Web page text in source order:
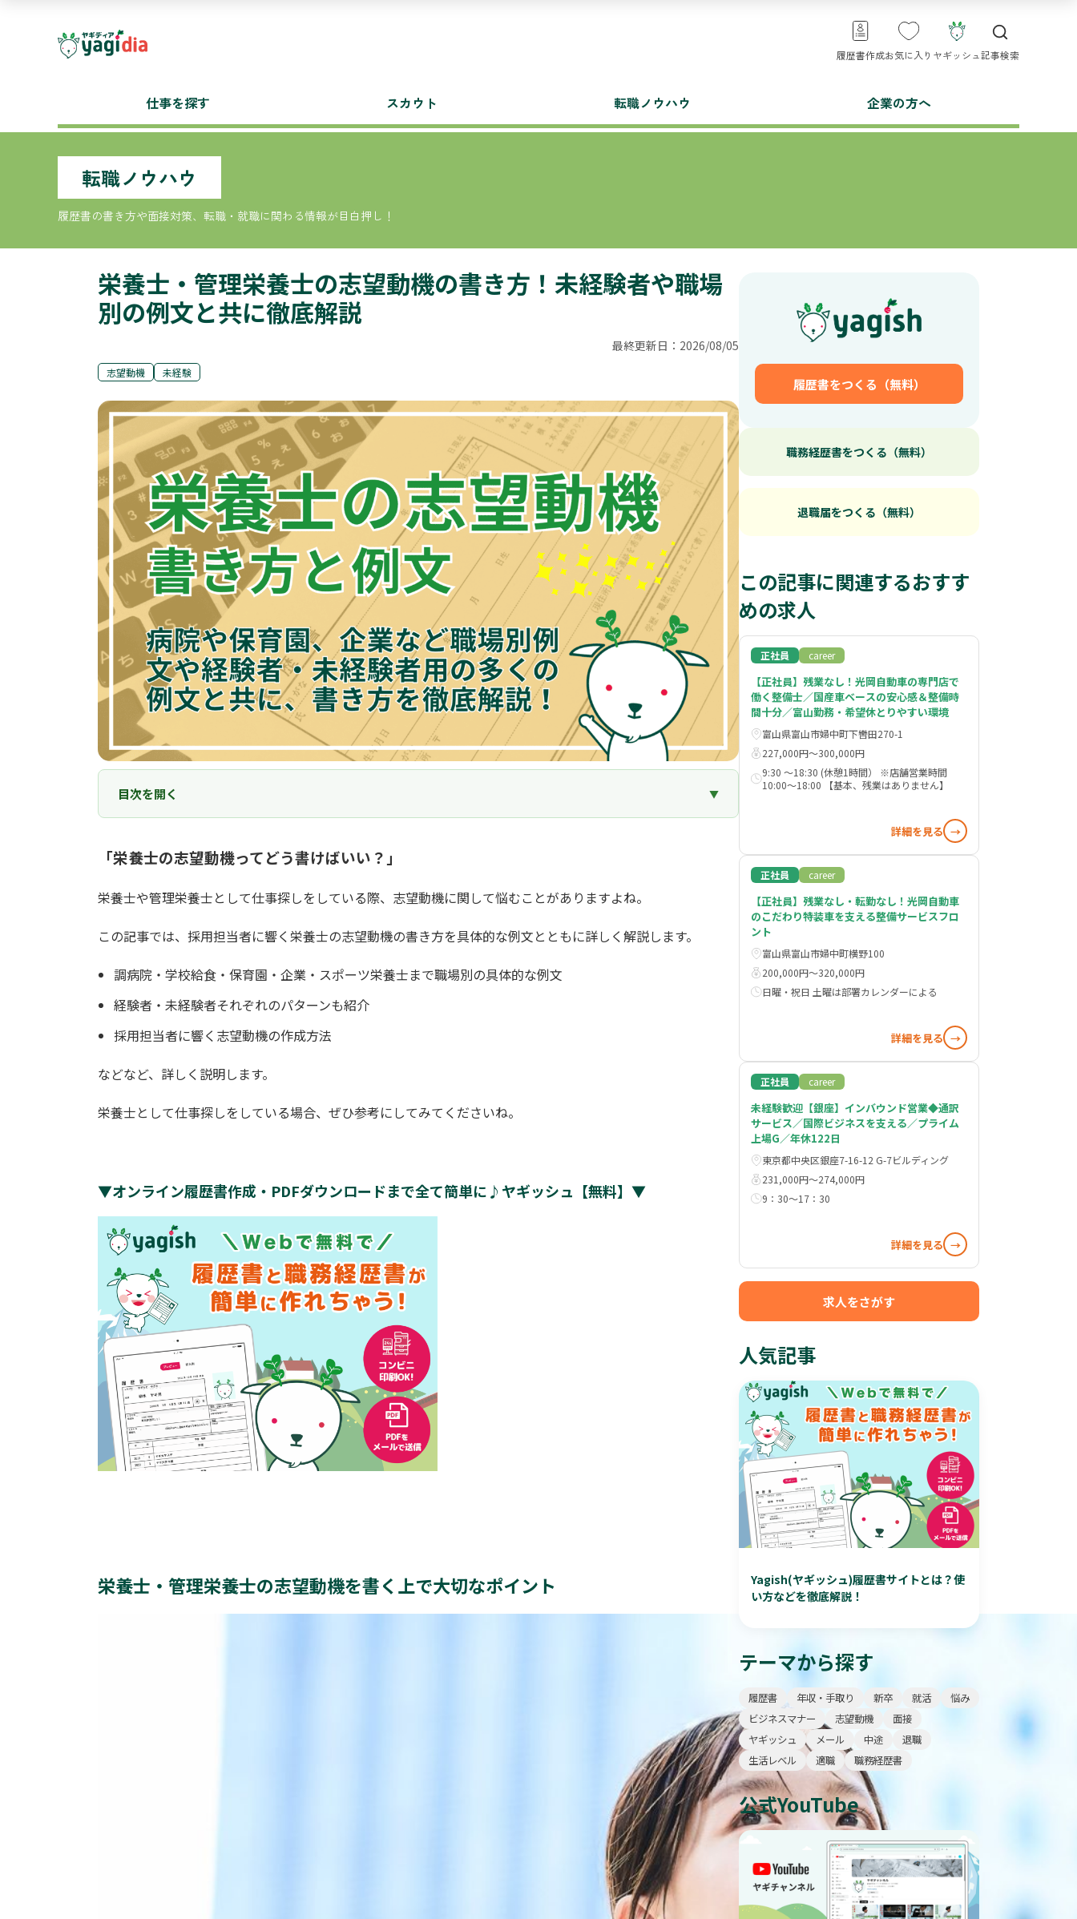
履歴書作成お気に入り ヤギッシュ記事検索
仕事を探す スカウト 転職ノウハウ 企業の方へ
転職ノウハウ
履歴書の書き方や面接対策、転職・就職に関わる情報が目白押し！
栄養士・管理栄養士の志望動機の書き方！未経験者や職場
別の例文と共に徹底解説
最終更新日：2026/08/05
志望動機 未経験
目次を開く
「栄養士の志望動機ってどう書けばいい？」
栄養士や管理栄養士として仕事探しをしている際、志望動機に関して悩むことがありますよね。
この記事では、採用担当者に響く栄養士の志望動機の書き方を具体的な例文とともに詳しく解説します。
調病院・学校給食・保育園・企業・スポーツ栄養士まで職場別の具体的な例文
経験者・未経験者それぞれのパターンも紹介
採用担当者に響く志望動機の作成方法
などなど、詳しく説明します。
栄養士として仕事探しをしている場合、ぜひ参考にしてみてくださいね。
▼オンライン履歴書作成・PDFダウンロードまで全て簡単に♪ヤギッシュ【無料】▼
栄養士・管理栄養士の志望動機を書く上で大切なポイント
履歴書をつくる（無料）
職務経歴書をつくる（無料）
退職届をつくる（無料）
この記事に関連するおすす
めの求人
正社員 career
【正社員】残業なし！光岡自動車の専門店で
働く整備士／国産車ベースの安心感＆整備時
間十分／富山勤務・希望休とりやすい環境
富山県富山市婦中町下轡田270-1
227,000円〜300,000円
9:30 ～18:30 (休憩1時間） ※店舗営業時間
10:00～18:00 【基本、残業はありません】
詳細を見る →
正社員 career
【正社員】残業なし・転勤なし！光岡自動車
のこだわり特装車を支える整備サービスフロ
ント
富山県富山市婦中町横野100
200,000円〜320,000円
日曜・祝日 土曜は部署カレンダーによる
詳細を見る →
正社員 career
未経験歓迎【銀座】インバウンド営業◆通訳
サービス／国際ビジネスを支える／プライム
上場G／年休122日
東京都中央区銀座7-16-12 G-7ビルディング
231,000円〜274,000円
9：30～17：30
詳細を見る →
求人をさがす
人気記事
Yagish(ヤギッシュ)履歴書サイトとは？使
い方などを徹底解説！
テーマから探す
履歴書 年収・手取り 新卒 就活
悩み
ビジネスマナー
志望動機
面接
ヤギッシュ
メール 中途
退職
生活レベル
適職 職務経歴書
公式YouTube